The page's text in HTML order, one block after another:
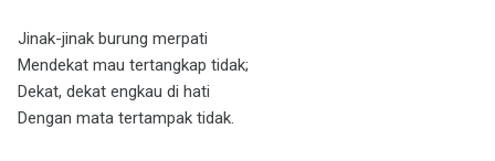
Jinak-jinak burung merpati
Mendekat mau tertangkap tidak;
Dekat, dekat engkau di hati
Dengan mata tertampak tidak.